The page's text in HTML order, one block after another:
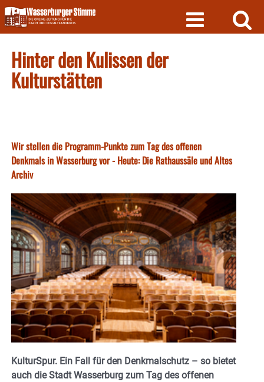
Skip
to
content
Hinter den Kulissen der
Kulturstätten
Wir stellen die Programm-Punkte zum Tag des offenen
Denkmals in Wasserburg vor - Heute: Die Rathaussäle und Altes
Archiv
KulturSpur. Ein Fall für den Denkmalschutz – so bietet
auch die Stadt Wasserburg zum Tag des offenen